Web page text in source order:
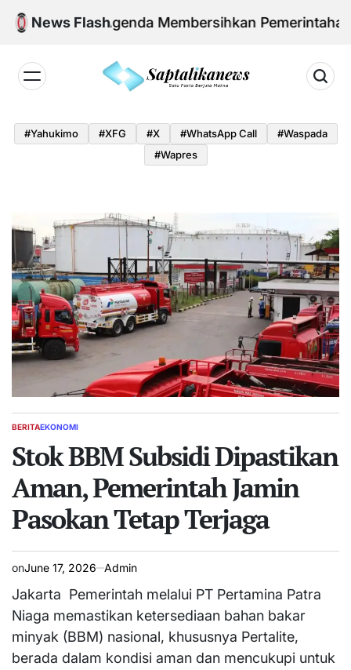
Skip
News Flash
dan Agenda Membersihkan Pemerintahan
#yahukimo #XFG #x #WhatsApp Call
#waspada
#Wapres
POSTED
BERITAEKONOMI
Stok BBM Subsidi Dipastikan
Aman, Pemerintah Jamin
Pasokan Tetap Terjaga
onJune 17, 2026 Admin
Jakarta  Pemerintah melalui PT Pertamina Patra
Niaga memastikan ketersediaan bahan bakar
minyak (BBM) nasional, khususnya Pertalite,
berada dalam kondisi aman dan mencukupi untuk